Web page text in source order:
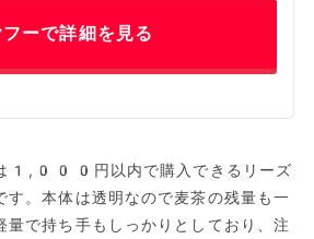
フーで詳細を見る
は1,000円以内で購入できるリーズ
す。本体は透明なので麦茶の残量も一
量で持ち手もしっかりとしており、注